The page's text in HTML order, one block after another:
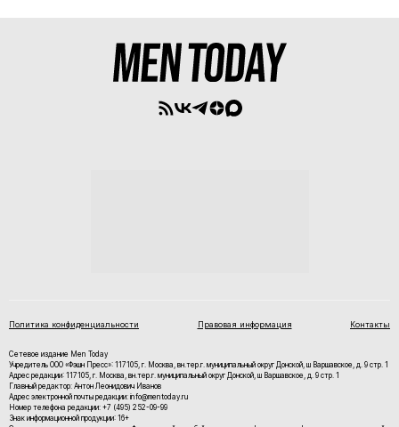
Политика конфиденциальности Правовая информация Контакты
Сетевое издание Men Today
Учредитель ООО «Фэшн Пресс»: 117105, г. Москва, вн.тер.г. муниципальный округ Донской, ш Варшавское, д. 9 стр. 1
Адрес редакции: 117105, г. Москва, вн.тер.г. муниципальный округ Донской, ш Варшавское, д. 9 стр. 1
Главный редактор: Антон Леонидович Иванов
Адрес электронной почты редакции: info@mentoday.ru
Номер телефона редакции: +7 (495) 252-09-99
Знак информационной продукции: 16+